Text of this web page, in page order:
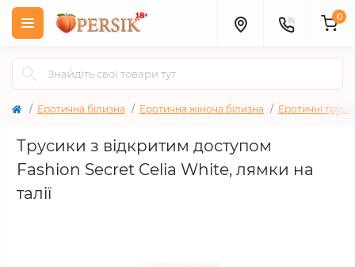
0
Еротична білизна Еротична жіноча білизна Еротичні
Трусики з відкритим доступом
Fashion Secret Celia White, лямки на
талії